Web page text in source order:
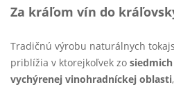
Za kráľom vín do
Tradičnú výrobu naturálnych
priblížia v ktorejkoľvek zo
vychýrenej vinohradníckej oblasti